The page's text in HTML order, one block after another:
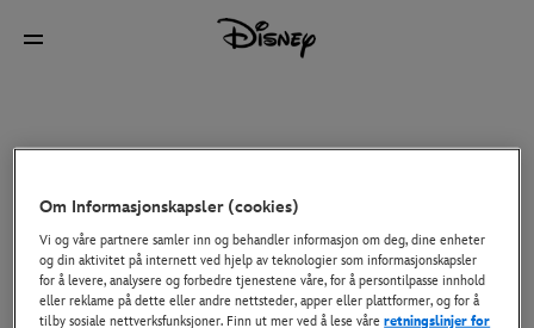
Om Informasjonskapsler (cookies)
Vi og våre partnere samler inn og behandler informasjon om deg, dine enheter
og din aktivitet på internett ved hjelp av teknologier som informasjonskapsler
for å levere, analysere og forbedre tjenestene våre, for å persontilpasse innhold
eller reklame på dette eller andre nettsteder, apper eller plattformer, og for å
tilby sosiale nettverksfunksjoner. Finn ut mer ved å lese våreretningslinjer for